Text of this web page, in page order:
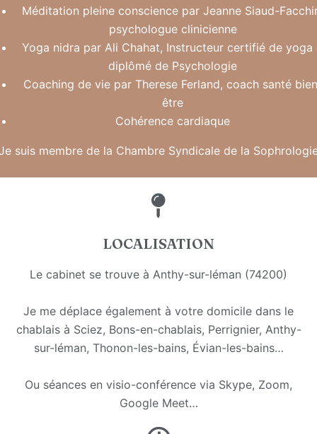
Méditation pleine conscience par Jeanne Siaud-
psychologue clinicienne
Yoga nidra par Ali Chahat, Instructeur certifié de yoga
diplômé de Psychologie
Coaching de vie par Therese Ferland, coach santé
être
Cohérence cardiaque
suis membre de la Chambre Syndicale de la
LOCALISATION
Le cabinet se trouve à Anthy-sur-léman (74200)
Je me déplace également à votre domicile dans le
chablais à Sciez, Bons-en-chablais, Perrignier, Anthy-
sur-léman, Thonon-les-bains, Évian-les-bains…
Ou séances en visio-conférence via Skype, Zoom,
Google Meet…